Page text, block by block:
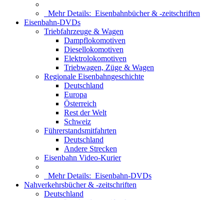
Mehr Details: Eisenbahnbücher & -zeitschriften
Eisenbahn-DVDs
Triebfahrzeuge & Wagen
Dampflokomotiven
Diesellokomotiven
Elektrolokomotiven
Triebwagen, Züge & Wagen
Regionale Eisenbahngeschichte
Deutschland
Europa
Österreich
Rest der Welt
Schweiz
Führerstandsmitfahrten
Deutschland
Andere Strecken
Eisenbahn Video-Kurier
Mehr Details: Eisenbahn-DVDs
Nahverkehrsbücher & -zeitschriften
Deutschland